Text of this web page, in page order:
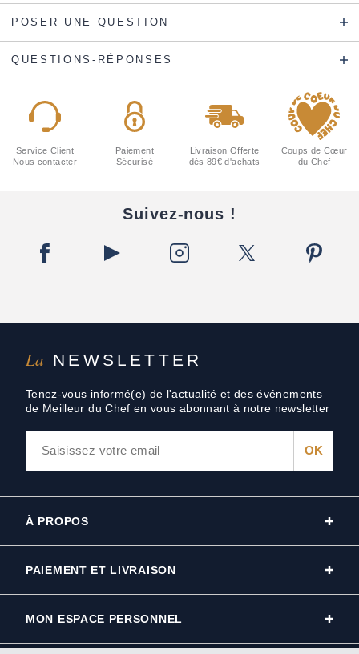
POSER UNE QUESTION
QUESTIONS-RÉPONSES
La NEWSLETTER
Tenez-vous informé(e) de l'actualité et des événements
de Meilleur du Chef en vous abonnant à notre newsletter
Service Client
Nous contacter
Paiement
Sécurisé
Livraison Offerte
dès 89€ d'achats
Coups de Cœur
du Chef
Suivez-nous !
À PROPOS
PAIEMENT ET LIVRAISON
MON ESPACE PERSONNEL